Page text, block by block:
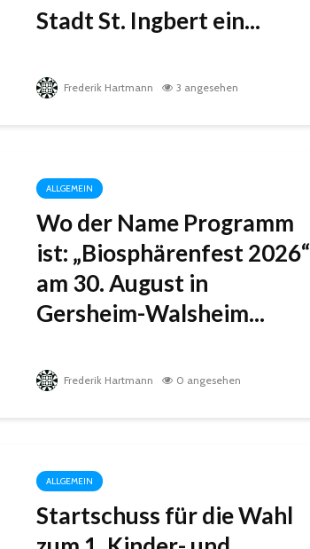
Stadt St. Ingbert ein...
Frederik Hartmann 3 angesehen
ALLGEMEIN
Wo der Name Programm
ist: „Biosphärenfest 2026“
am 30. August in
Gersheim-Walsheim...
Frederik Hartmann 0 angesehen
ALLGEMEIN
Startschuss für die Wahl